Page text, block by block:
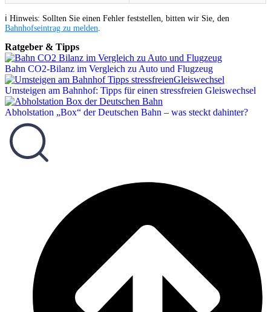
ℹ️ Hinweis: Sollten Sie einen Fehler feststellen, bitten wir Sie, den
Bahnhofseintrag zu melden
Ratgeber & Tipps
Bahn CO2-Bilanz im Vergleich zu Auto und Flugzeug
Umsteigen am Bahnhof: Tipps für einen stressfreien Gleiswechsel
Abholstation „Box“ der Deutschen Bahn – was steckt dahinter?